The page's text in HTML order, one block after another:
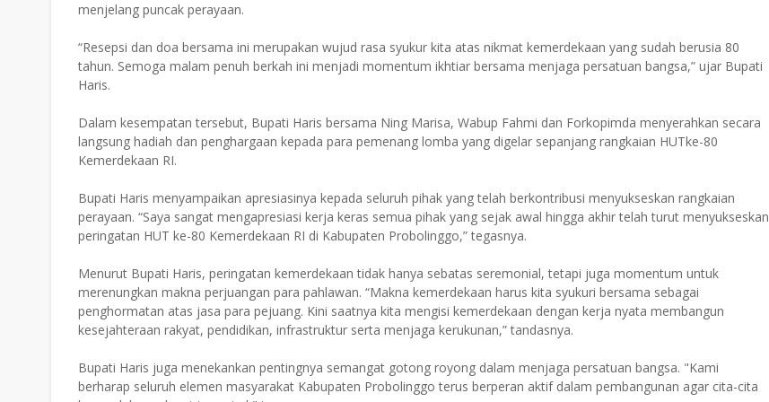
menjelang puncak perayaan.
“Resepsi dan doa bersama ini merupakan wujud rasa syukur kita atas nikmat kemerdekaan yang sudah berusia 80
tahun. Semoga malam penuh berkah ini menjadi momentum ikhtiar bersama menjaga persatuan bangsa,” ujar Bupati
Haris.
Dalam kesempatan tersebut, Bupati Haris bersama Ning Marisa, Wabup Fahmi dan Forkopimda menyerahkan secara
langsung hadiah dan penghargaan kepada para pemenang lomba yang digelar sepanjang rangkaian HUTke-80
Kemerdekaan RI.
Bupati Haris menyampaikan apresiasinya kepada seluruh pihak yang telah berkontribusi menyukseskan rangkaian
perayaan. “Saya sangat mengapresiasi kerja keras semua pihak yang sejak awal hingga akhir telah turut menyukseskan
peringatan HUT ke-80 Kemerdekaan RI di Kabupaten Probolinggo,” tegasnya.
Menurut Bupati Haris, peringatan kemerdekaan tidak hanya sebatas seremonial, tetapi juga momentum untuk
merenungkan makna perjuangan para pahlawan. “Makna kemerdekaan harus kita syukuri bersama sebagai
penghormatan atas jasa para pejuang. Kini saatnya kita mengisi kemerdekaan dengan kerja nyata membangun
kesejahteraan rakyat, pendidikan, infrastruktur serta menjaga kerukunan,” tandasnya.
Bupati Haris juga menekankan pentingnya semangat gotong royong dalam menjaga persatuan bangsa. "Kami
berharap seluruh elemen masyarakat Kabupaten Probolinggo terus berperan aktif dalam pembangunan agar cita-cita